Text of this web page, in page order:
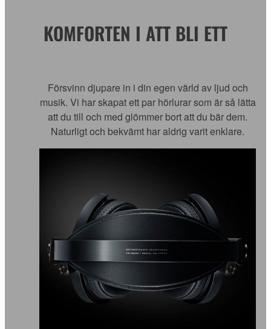
KOMFORTEN I ATT BLI ETT
Försvinn djupare in i din egen värld av ljud och
musik. Vi har skapat ett par hörlurar som är så lätta
att du till och med glömmer bort att du bär dem.
Naturligt och bekvämt har aldrig varit enklare.